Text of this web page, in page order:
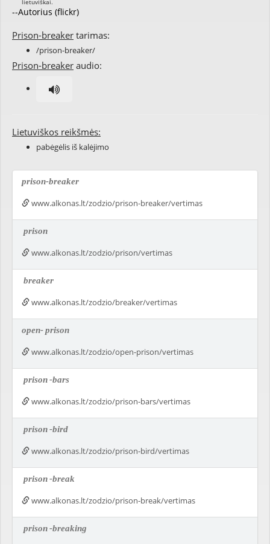
--Autorius (flickr)
Prison-breaker tarimas:
/prison-breaker/
Prison-breaker audio:
Lietuviškos reikšmės:
pabėgėlis iš kalėjimo
prison-breaker
www.alkonas.lt/zodzio/prison-breaker/vertimas
prison
www.alkonas.lt/zodzio/prison/vertimas
breaker
www.alkonas.lt/zodzio/breaker/vertimas
open-prison
www.alkonas.lt/zodzio/open-prison/vertimas
prison-bars
www.alkonas.lt/zodzio/prison-bars/vertimas
prison-bird
www.alkonas.lt/zodzio/prison-bird/vertimas
prison-break
www.alkonas.lt/zodzio/prison-break/vertimas
prison-breaking